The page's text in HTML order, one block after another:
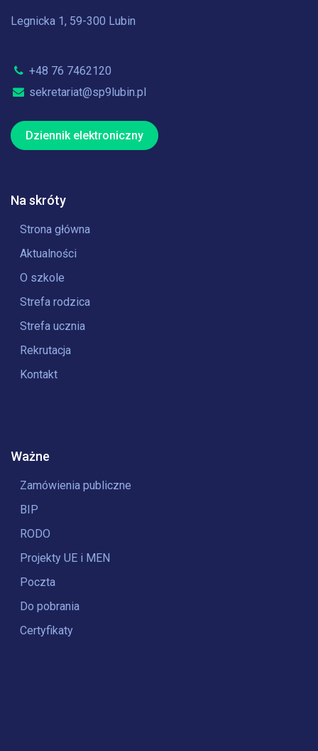
Legnicka 1, 59-300 Lubin
+48 76 7462120
sekretariat@sp9lubin.pl
Dziennik elektroniczny
Na skróty
Strona główna
Aktualności
O szkole
Strefa rodzica
Strefa ucznia
Rekrutacja
Kontakt
Ważne
Zamówienia publiczne
BIP
RODO
Projekty UE i MEN
Poczta
Do pobrania
Certyfikaty